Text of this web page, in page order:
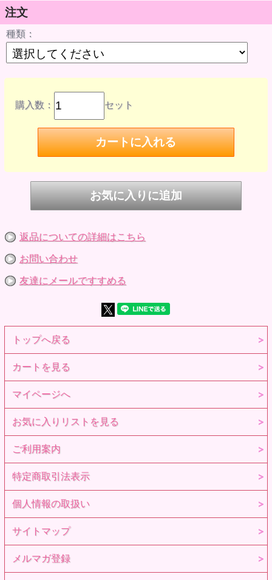
●デザイン性を重視して作られており、ドール本体に色移行
する恐れがあります。
遊んだあとは必ず脱がせて保管するなど、長時間ドールに着
せたままにするのはお避けください。
ドールに色移行した際の責任は負いかねます。なお、右記の
理由による返品・交換はできませんのでご了承ください。
●洗濯はできません。
注文
種類：
購入数： セット
返品についての詳細はこちら
お問い合わせ
友達にメールですすめる
トップへ戻る
カートを見る
マイページへ
お気に入りリストを見る
ご利用案内
特定商取引法表示
個人情報の取扱い
サイトマップ
メルマガ登録